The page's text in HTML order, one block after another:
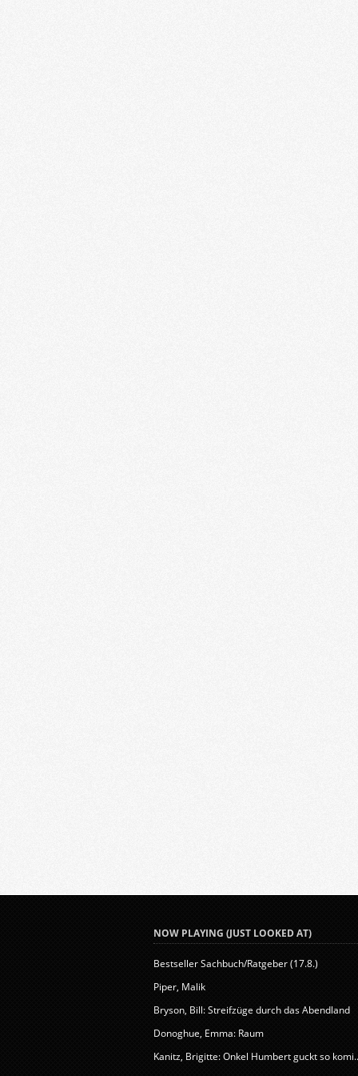
NOW PLAYING (JUST LOOKED AT)
Bestseller Sachbuch/Ratgeber (17.8.)
Piper, Malik
Bryson, Bill: Streifzüge durch das Abendland
Donoghue, Emma: Raum
Kanitz, Brigitte: Onkel Humbert guckt so